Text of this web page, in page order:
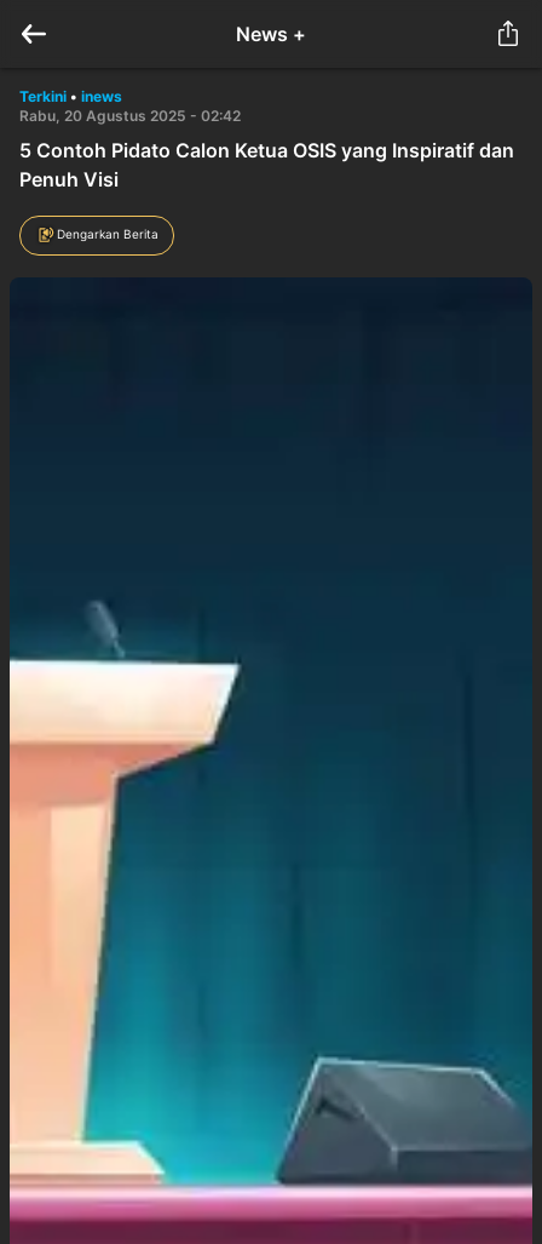
News +
Terkini • inews
Rabu, 20 Agustus 2025 - 02:42
5 Contoh Pidato Calon Ketua OSIS yang Inspiratif dan
Penuh Visi
Dengarkan Berita